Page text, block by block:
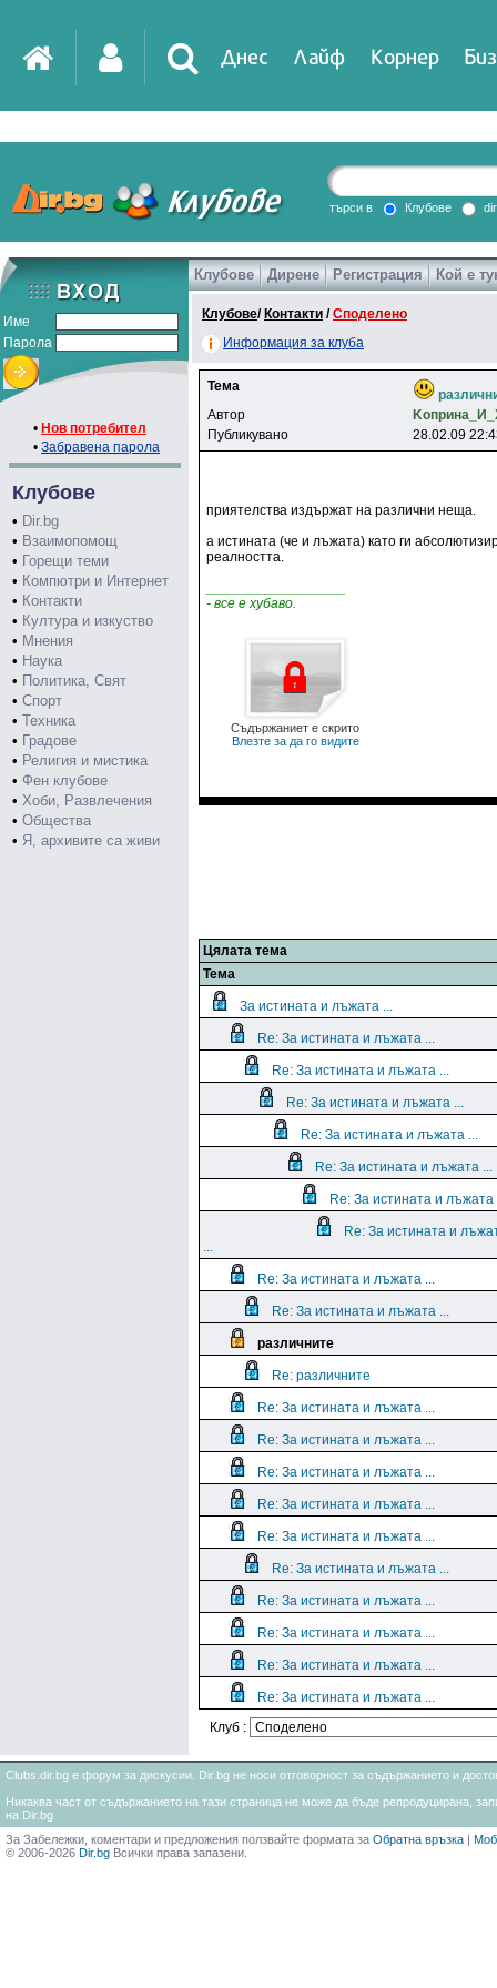
Днес Лайф Корнер
DirTV Impressio
Games
търси в Клубове
Име
Парола
• Нов потребител
• Забравена парола
Клубове
• Dir.bg
• Взаимопомощ
• Горещи теми
• Компютри и Интернет
• Контакти
• Култура и изкуство
• Мнения
• Наука
• Политика, Свят
• Спорт
• Техника
• Градове
• Религия и мистика
• Фен клубове
• Хоби, Развлечения
• Общества
• Я, архивите са живи
Клубове Дирене Регистрация Кой е
Клубове/ Контакти /Споделено
Информация за клуба
Тема
Автор
Публикувано
28.02.09
приятелства издържат на различни неща.
а истината (че и лъжата) като ги
реалността.
- все е хубаво.
Съдържаниет е скрито
Влезте за да го видите
Цялата тема
Тема
За истината и лъжата ...
Re: За истината и лъжата ...
Re: За истината и лъжата ...
Re: За истината и лъжата ...
Re: За истината и лъжата ...
Re: За истината и лъжата ...
Re: За истината и лъжата
Re: За истината и
...
Re: За истината и лъжата ...
Re: За истината и лъжата ...
различните
Re: различните
Re: За истината и лъжата ...
Re: За истината и лъжата ...
Re: За истината и лъжата ...
Re: За истината и лъжата ...
Re: За истината и лъжата ...
Re: За истината и лъжата ...
Re: За истината и лъжата ...
Re: За истината и лъжата ...
Re: За истината и лъжата ...
Re: За истината и лъжата ...
Клуб :
Clubs.dir.bg е форум за дискусии. Dir.bg не носи отговорност за съдържанието и
Никаква част от съдържанието на тази страница не може да бъде репродуцирана,
на Dir.bg
За Забележки, коментари и предложения ползвайте формата за Обратна връзка |
© 2006-2026 Dir.bg Всички права запазени.